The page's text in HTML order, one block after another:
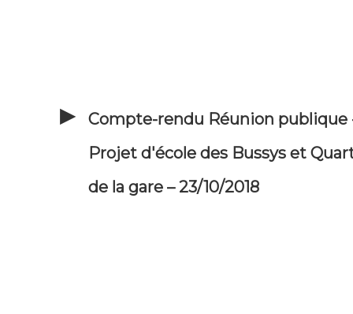
Compte-rendu Réunion publique
Projet d'école des Bussys et
de la gare – 23/10/2018